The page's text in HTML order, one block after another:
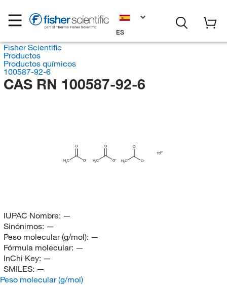
ES
Fisher Scientific
Productos
Productos químicos
100587-92-6
CAS RN 100587-92-6
O
H3C O
O
H3C O
O
H3C O
Tb
IUPAC Nombre: —
Sinónimos: —
Peso molecular (g/mol): —
Fórmula molecular: —
InChi Key: —
SMILES: —
Peso molecular (g/mol)